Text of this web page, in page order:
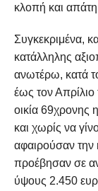
κλοπή και
Συγκεκριμένα,
κατάλληλης
ανωτέρω, κατά
έως τον Απρίλιο
οικία 69χρονης
και χωρίς να
αφαιρούσαν
προέβησαν σε
ύψους 2.450